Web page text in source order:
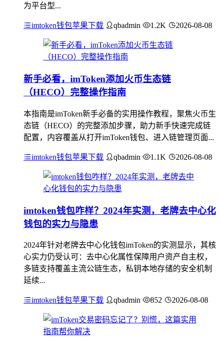
为平台型...
imtoken钱包苹果下载 qbadmin 1.2K 2026-08-08
新手必看，imToken添加火币生态链
（HECO）完整操作指南
本指南是imToken新手必备的实用操作教程，聚焦火币生
态链（HECO）的完整添加步骤，助力新手快速完成链
配置，内容覆盖从打开imToken钱包、进入链管理页面...
imtoken钱包苹果下载 qbadmin 1.1K 2026-08-08
imtoken钱包咋样？2024年实测，老牌去中心化
钱包的实力与隐患
2024年针对老牌去中心化钱包imToken的实测显示，其核
心实力仍受认可：去中心化属性保障用户资产自主权，
多链支持覆盖主流公链生态，私钥本地存储的安全机制
延续...
imtoken钱包苹果下载 qbadmin 852 2026-08-08